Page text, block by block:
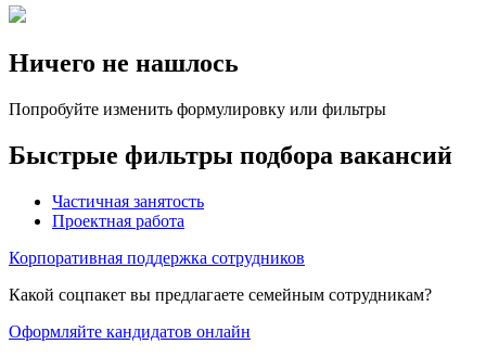
Ничего не нашлось
Попробуйте изменить формулировку или фильтры
Быстрые фильтры подбора вакансий
Частичная занятость
Проектная работа
Корпоративная поддержка сотрудников
Какой соцпакет вы предлагаете семейным сотрудникам?
Оформляйте кандидатов онлайн